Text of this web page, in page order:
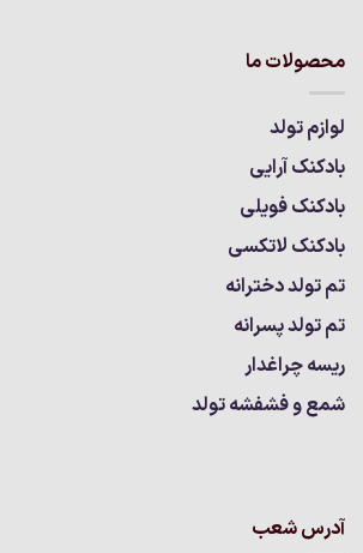
محصولات ما
لوازم تولد
بادکنک آرایی
بادکنک فویلی
بادکنک لاتکسی
تم تولد دخترانه
تم تولد پسرانه
ریسه چراغدار
شمع و فشفشه تولد
آدرس شعب